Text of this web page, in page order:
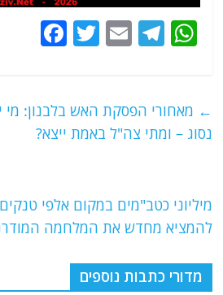
W
s
A
T
g
ra
E
l
T
er
e
b
k
← מאחורי הפסקת האש בלבנון: מי
נסוג – ומתי צה"ל באמת ייצא?
מיליוני כטב"מים במקום אלפי
להמציא מחדש את המלחמה
מדורי כתבות נוספים